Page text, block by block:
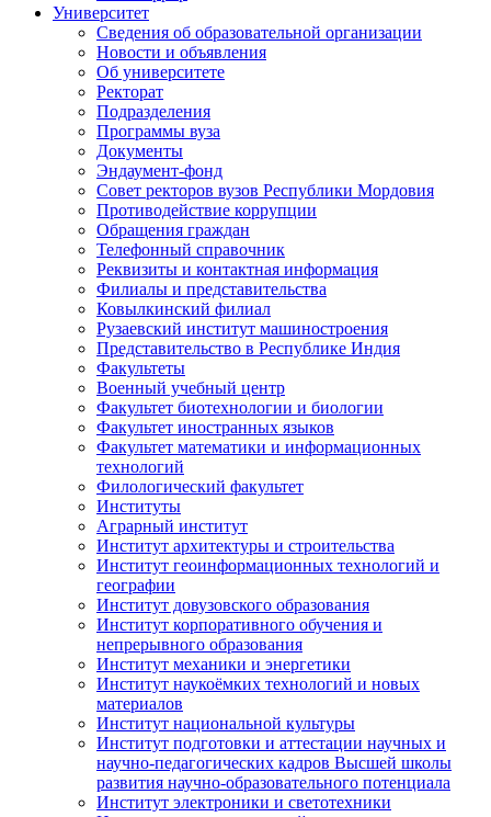
Университет
Сведения об образовательной организации
Новости и объявления
Об университете
Ректорат
Подразделения
Программы вуза
Документы
Эндаумент-фонд
Совет ректоров вузов Республики Мордовия
Противодействие коррупции
Обращения граждан
Телефонный справочник
Реквизиты и контактная информация
Филиалы и представительства
Ковылкинский филиал
Рузаевский институт машиностроения
Представительство в Республике Индия
Факультеты
Военный учебный центр
Факультет биотехнологии и биологии
Факультет иностранных языков
Факультет математики и информационных
технологий
Филологический факультет
Институты
Аграрный институт
Институт архитектуры и строительства
Институт геоинформационных технологий и
географии
Институт довузовского образования
Институт корпоративного обучения и
непрерывного образования
Институт механики и энергетики
Институт наукоёмких технологий и новых
материалов
Институт национальной культуры
Институт подготовки и аттестации научных и
научно-педагогических кадров Высшей школы
развития научно-образовательного потенциала
Институт электроники и светотехники